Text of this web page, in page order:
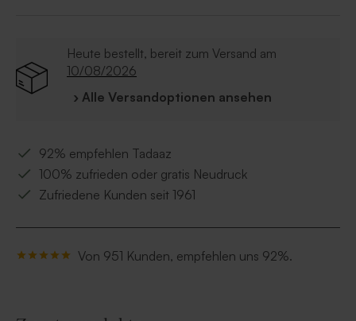
Holz ist ein reizvolles Naturprodukt, daher können
Farbe und Maserung variieren, und auch der gelaserte
Text kann im Farbton leicht abweichen.
Heute bestellt, bereit zum Versand am
10/08/2026
› Alle Versandoptionen ansehen
92% empfehlen Tadaaz
100% zufrieden oder gratis Neudruck
Zufriedene Kunden seit 1961
Von 951 Kunden, empfehlen uns 92%.